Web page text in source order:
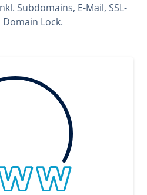
Subdomains, E-Mail, SSL-
Lock.